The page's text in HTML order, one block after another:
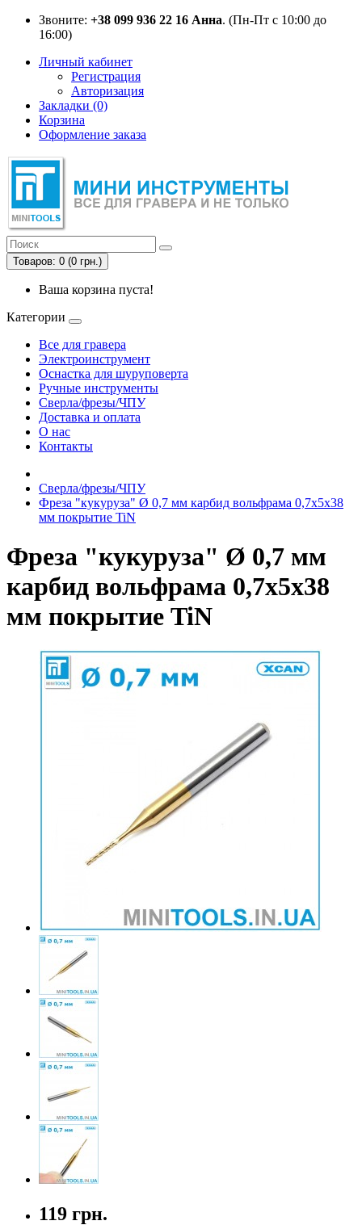
Звоните: +38 099 936 22 16 Анна. (Пн-Пт с 10:00 до
16:00)
Личный кабинет
Регистрация
Авторизация
Закладки (0)
Корзина
Оформление заказа
Товаров: 0 (0 грн.)
Ваша корзина пуста!
Категории
Все для гравера
Электроинструмент
Оснастка для шуруповерта
Ручные инструменты
Сверла/фрезы/ЧПУ
Доставка и оплата
О нас
Контакты
Сверла/фрезы/ЧПУ
Фреза "кукуруза" Ø 0,7 мм карбид вольфрама 0,7x5x38
мм покрытие TiN
Фреза "кукуруза" Ø 0,7 мм
карбид вольфрама 0,7x5x38
мм покрытие TiN
119 грн.